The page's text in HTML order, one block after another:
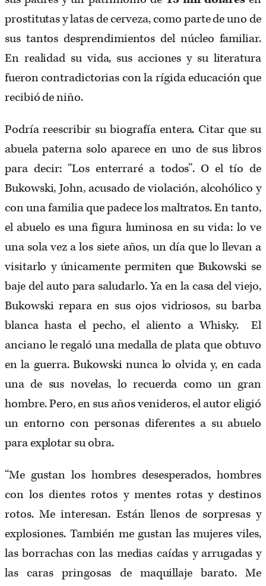
prostitutas y latas de cerveza, como parte de uno de
sus tantos desprendimientos del núcleo familiar.
En realidad su vida, sus acciones y su literatura
fueron contradictorias con la rígida educación que
recibió de niño.
Podría reescribir su biografía entera. Citar que su
abuela paterna solo aparece en uno de sus libros
para decir: “Los enterraré a todos”. O el tío de
Bukowski, John, acusado de violación, alcohólico y
con una familia que padece los maltratos. En tanto,
el abuelo es una figura luminosa en su vida: lo ve
una sola vez a los siete años, un día que lo llevan a
visitarlo y únicamente permiten que Bukowski se
baje del auto para saludarlo. Ya en la casa del viejo,
Bukowski repara en sus ojos vidriosos, su barba
blanca hasta el pecho, el aliento a Whisky. El
anciano le regaló una medalla de plata que obtuvo
en la guerra. Bukowski nunca lo olvida y, en cada
una de sus novelas, lo recuerda como un gran
hombre. Pero, en sus años venideros, el autor eligió
un entorno con personas diferentes a su abuelo
para explotar su obra.
“Me gustan los hombres desesperados, hombres
con los dientes rotos y mentes rotas y destinos
rotos. Me interesan. Están llenos de sorpresas y
explosiones. También me gustan las mujeres viles,
las borrachas con las medias caídas y arrugadas y
las caras pringosas de maquillaje barato. Me